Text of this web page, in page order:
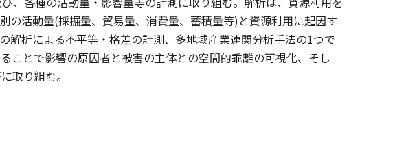
の活動量(採掘量、貿易量、消費量、蓄積量等)と資源利用に起因す
解析による不平等・格差の計測、多地域産業連関分析手法の1つで
とで影響の原因者と被害の主体との空間的乖離の可視化、そし
取り組む。